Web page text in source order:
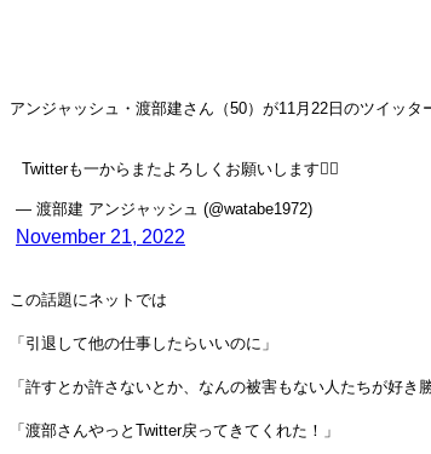
アンジャッシュ・渡部建さん（50）が11月22日のツイッ
Twitterも一からまたよろしくお願いします🙇‍♂️
— 渡部建 アンジャッシュ (@watabe1972)
November 21, 2022
この話題にネットでは
「引退して他の仕事したらいいのに」
「許すとか許さないとか、なんの被害もない人たちが好
「渡部さんやっとTwitter戻ってきてくれた！」